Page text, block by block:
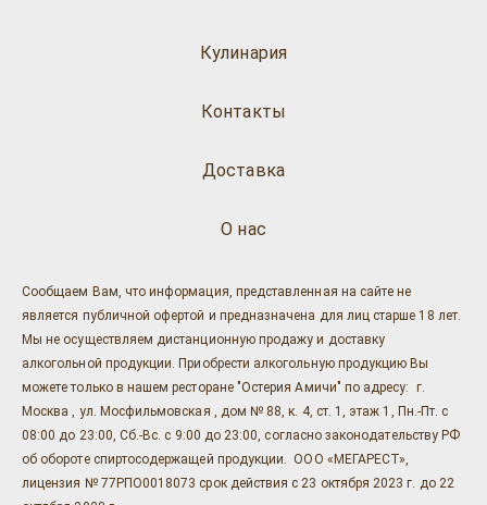
Кулинария
О нас
Доставка
Контакты
Сообщаем Вам, что информация, представленная на сайте не
является публичной офертой и предназначена для лиц старше 18 лет.
Мы не осуществляем дистанционную продажу и доставку
алкогольной продукции. Приобрести алкогольную продукцию Вы
можете только в нашем ресторане "Остерия Амичи" по адресу: г.
Москва , ул. Мосфильмовская , дом № 88, к. 4, ст. 1, этаж 1, Пн.-Пт. с
08:00 до 23:00, Сб.-Вс. с 9:00 до 23:00, согласно законодательству РФ
об обороте спиртосодержащей продукции. ООО «МЕГАРЕСТ»,
лицензия № 77РПО0018073 срок действия с 23 октября 2023 г. до 22